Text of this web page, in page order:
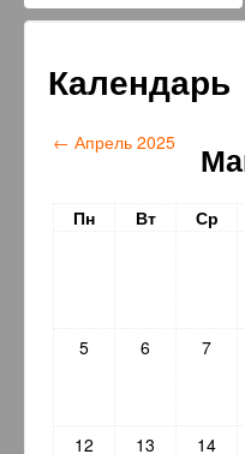
Календарь
← Апрель 2025
Пн Вт Ср
5 6 7
12 13 14